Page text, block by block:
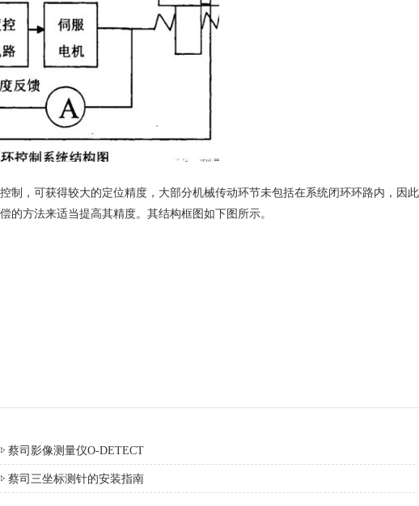
，可获得较大的定位精度，大部分机械传动环节未包括在系统闭环环路内，因此
方法来适当提高其精度。其结构框图如下图所示。
蔡司影像测量仪O-DETECT
蔡司三坐标测针的安装指南